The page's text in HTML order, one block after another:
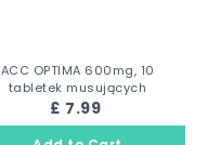
ACC OPTIMA 600mg, 10
tabletek musujących
£ 7.99